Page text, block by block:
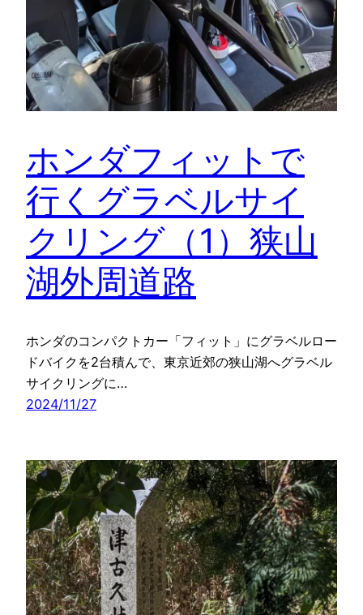
ホンダフィットで
行くグラベルサイ
クリング（1）狭山
湖外周道路
ホンダのコンパクトカー「フィット」にグラベルロー
ドバイクを2台積んで、東京近郊の狭山湖へグラベル
サイクリングに…
2024/11/27